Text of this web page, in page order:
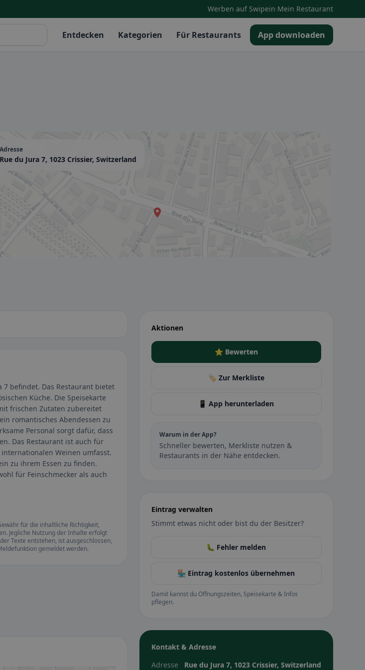
Werben auf Swipein·Mein Restaurant
Entdecken Kategorien Für Restaurants App downloaden
Adresse
Rue du Jura 7, 1023 Crissier, Switzerland
7 befindet. Das Restaurant bietet
Küche. Die Speisekarte
frischen Zutaten zubereitet
romantisches Abendessen zu
Personal sorgt dafür, dass
Das Restaurant ist auch für
Weinen umfasst.
zu ihrem Essen zu finden.
für Feinschmecker als auch
für die inhaltliche Richtigkeit,
Jegliche Nutzung der Inhalte erfolgt
Texte entstehen, ist ausgeschlossen,
gemeldet werden.
Aktionen
⭐ Bewerten
🏷️ Zur Merkliste
📱 App herunterladen
Warum in der App?
Schneller bewerten, Merkliste nutzen &
Restaurants in der Nähe entdecken.
Eintrag verwalten
Stimmt etwas nicht oder bist du der Besitzer?
🐛 Fehler melden
🏪 Eintrag kostenlos übernehmen
Damit kannst du Öffnungszeiten, Speisekarte & Infos
pflegen.
Kontakt & Adresse
Adresse
Rue du Jura 7, 1023 Crissier, Switzerland